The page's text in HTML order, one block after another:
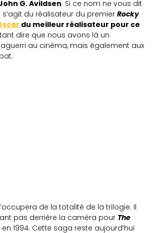
G. Avildsen. Si ce nom ne vous dit
s’agit du réalisateur du premierRocky
du meilleur réalisateur pour ce
dire que nous avons là un
au cinéma, mais également aux
de la totalité de la trilogie. Il
pas derrière la caméra pour The
en 1994. Cette saga reste aujourd’hui